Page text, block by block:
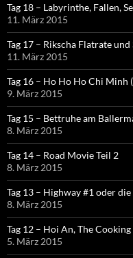
Tag 18 – Labyrinthe, Fallen,
11. März 2015
Tag 17 – Rikscha Flatrate
11. März 2015
Tag 16 – Ho Ho Ho Chi Minh
9. März 2015
Tag 15 – Bettruhe am
8. März 2015
Tag 14 – Road Movie Teil 2
8. März 2015
Tag 13 – Highway #1 oder
8. März 2015
Tag 12 – Hoi An, The
5. März 2015